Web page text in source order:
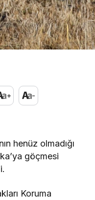
+ -
henüz olmadığı
göçmesi
Koruma